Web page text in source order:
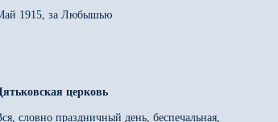
1915, за Любышью
церковь
словно праздничный день, беспечальная,